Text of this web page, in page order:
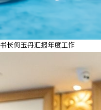
长何玉丹汇报年度工作